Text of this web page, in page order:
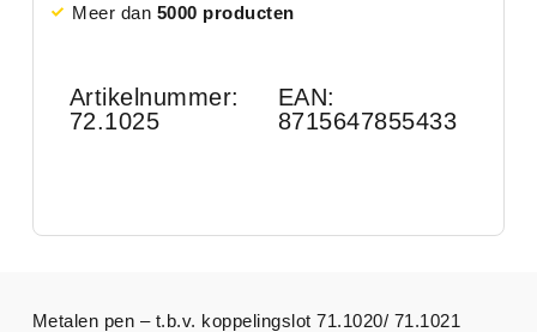
Meer dan 5000 producten
Artikelnummer:
72.1025
EAN:
8715647855433
Metalen pen – t.b.v. koppelingslot 71.1020/ 71.1021